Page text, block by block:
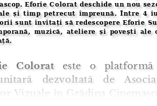
Eforie Colorat deschide un nou
și timp petrecut împreună. Între 4
sunt invitați să redescopere Eforie
muzică, ateliere și povești ale
Colorat este o
dezvoltată de
Vizuale în Grădina